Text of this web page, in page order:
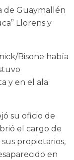
de Guaymallén
Llorens y
Bisone había
y en el ala
su oficio de
el cargo de
propietarios,
en